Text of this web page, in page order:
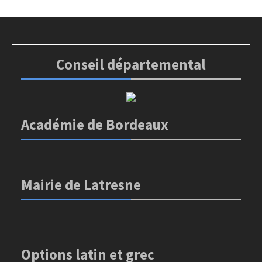
Conseil départemental
Académie de Bordeaux
Mairie de Latresne
Options latin et grec